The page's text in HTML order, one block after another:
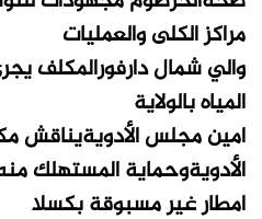
مراكز الكلى والعمليات
والي شمال دارفورالمكلف
المياه بالولاية
امين مجلس الأدويةيناقش
الأدويةوحماية المستهلك
امطار غير مسبوقة بكسلا